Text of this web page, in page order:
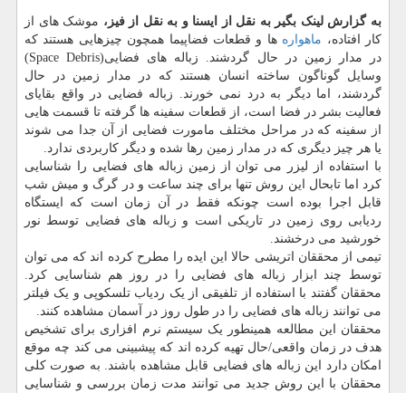
به گزارش لینک بگیر به نقل از ایسنا و به نقل از فیز، موشک های از
کار افتاده، ماهواره ها و قطعات فضاپیما همچون چیزهایی هستند که
در مدار زمین در حال گردشند. زباله های فضایی(Space Debris)
وسایل گوناگون ساخته انسان هستند که در مدار زمین در حال
گردشند، اما دیگر به درد نمی خورند. زباله فضایی در واقع بقایای
فعالیت بشر در فضا است، از قطعات سفینه ها گرفته تا قسمت هایی
از سفینه که در مراحل مختلف مامورت فضایی از آن جدا می شوند
یا هر چیز دیگری که در مدار زمین رها شده و دیگر کاربردی ندارد.
با استفاده از لیزر می توان از زمین زباله های فضایی را شناسایی
کرد اما تابحال این روش تنها برای چند ساعت و در گرگ و میش شب
قابل اجرا بوده است چونکه فقط در آن زمان است که ایستگاه
ردیابی روی زمین در تاریکی است و زباله های فضایی توسط نور
خورشید می درخشند.
تیمی از محققان اتریشی حالا این ایده را مطرح کرده اند که می توان
توسط چند ابزار زباله های فضایی را در روز هم شناسایی کرد.
محققان گفتند با استفاده از تلفیقی از یک ردیاب تلسکوپی و یک فیلتر
می توانند زباله های فضایی را در طول روز در آسمان مشاهده کنند.
محققان این مطالعه همینطور یک سیستم نرم افزاری برای تشخیص
هدف در زمان واقعی/حال تهیه کرده اند که پیشبینی می کند چه موقع
امکان دارد این زباله های فضایی قابل مشاهده باشند. به صورت کلی
محققان با این روش جدید می توانند مدت زمان بررسی و شناسایی